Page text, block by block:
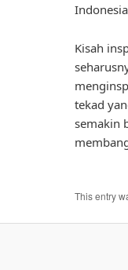
Kisah
tekad
semakin
This entry